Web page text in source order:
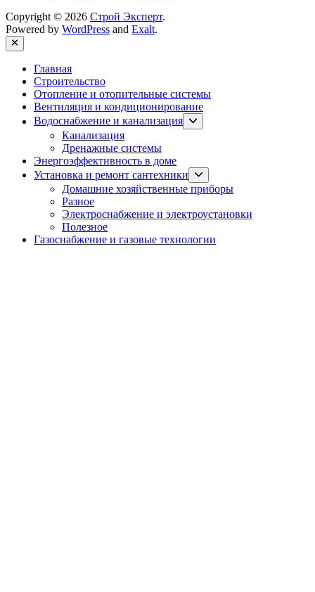
Copyright © 2026 Строй Эксперт.
Powered by WordPress and Exalt.
Close
Главная
Строительство
Отопление и отопительные системы
Вентиляция и кондиционирование
Водоснабжение и канализация
Show
sub
Канализация
Дренажные системы
Энергоэффективность в доме
Установка и ремонт сантехники
sub
menu
Домашние хозяйственные приборы
Разное
Электроснабжение и электроустановки
Полезное
Газоснабжение и газовые технологии